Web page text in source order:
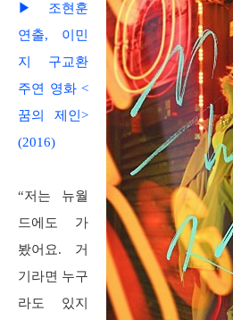
▶ 조현훈
연출, 이민
지 구교환
주연 영화 <
꿈의 제인>
(2016)
“저는 뉴월
드에도 가
봤어요. 거
기라면 누구
라도 있지